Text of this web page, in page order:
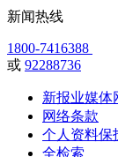
新闻热线
1800-7416388
或 92288736
新报业媒体
网络条款
个人资料保
全检索